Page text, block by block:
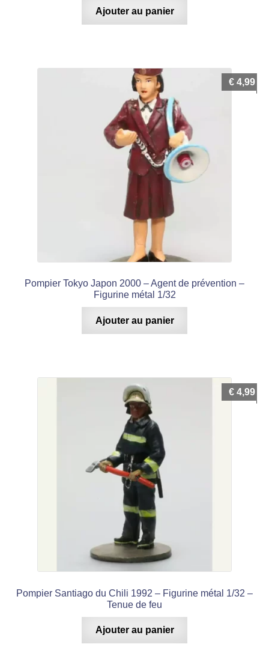
Ajouter au panier
Pompier Tokyo Japon 2000 – Agent de prévention –
Figurine métal 1/32
€ 4,99
Ajouter au panier
Pompier Santiago du Chili 1992 – Figurine métal 1/32 –
Tenue de feu
€ 4,99
Ajouter au panier